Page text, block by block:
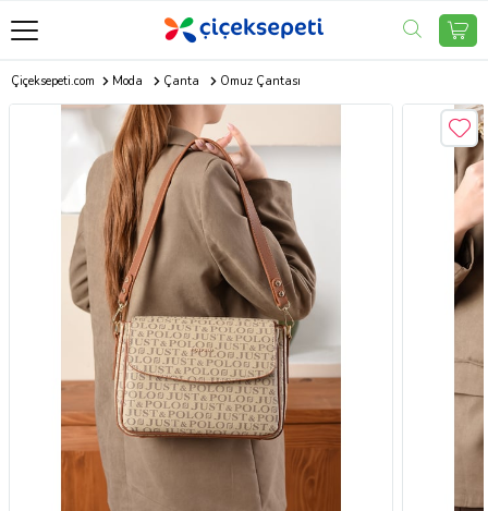
Çiçeksepeti.com Moda Çanta Omuz Çantası